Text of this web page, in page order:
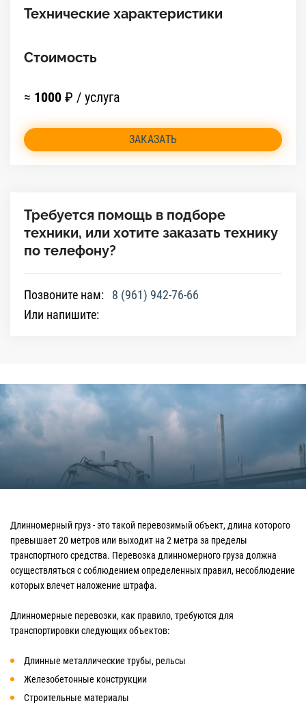
Технические характеристики
Стоимость
≈ 1000 ₽ / услуга
ЗАКАЗАТЬ
Требуется помощь в подборе
техники, или хотите заказать технику
по телефону?
Позвоните нам:
8 (961) 942-76-66
Или напишите:
Длинномерный груз - это такой перевозимый объект, длина которого
превышает 20 метров или выходит на 2 метра за пределы
транспортного средства. Перевозка длинномерного груза должна
осуществляться с соблюдением определенных правил, несоблюдение
которых влечет наложение штрафа.
Длинномерные перевозки, как правило, требуются для
транспортировки следующих объектов:
Длинные металлические трубы, рельсы
Железобетонные конструкции
Строительные материалы